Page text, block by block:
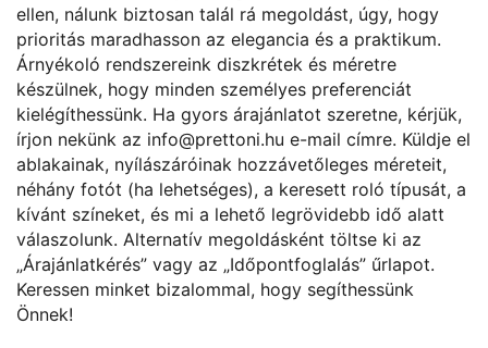
ellen, nálunk biztosan talál rá megoldást, úgy, hogy
prioritás maradhasson az elegancia és a praktikum.
Árnyékoló rendszereink diszkrétek és méretre
készülnek, hogy minden személyes preferenciát
kielégíthessünk. Ha gyors árajánlatot szeretne, kérjük,
írjon nekünk az info@prettoni.hu e-mail címre. Küldje el
ablakainak, nyílászáróinak hozzávetőleges méreteit,
néhány fotót (ha lehetséges), a keresett roló típusát, a
kívánt színeket, és mi a lehető legrövidebb idő alatt
válaszolunk. Alternatív megoldásként töltse ki az
„Árajánlatkérés” vagy az „Időpontfoglalás” űrlapot.
Keressen minket bizalommal, hogy segíthessünk
Önnek!